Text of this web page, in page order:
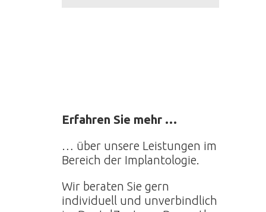
Erfahren Sie mehr …
… über unsere Leistungen im
Bereich der Implantologie.
Wir beraten Sie gern
individuell und unverbindlich